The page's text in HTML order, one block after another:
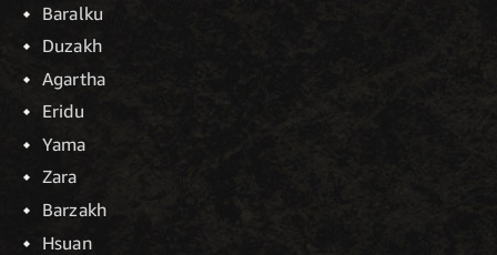
Baralku
Duzakh
Agartha
Eridu
Yama
Zara
Barzakh
Hsuan